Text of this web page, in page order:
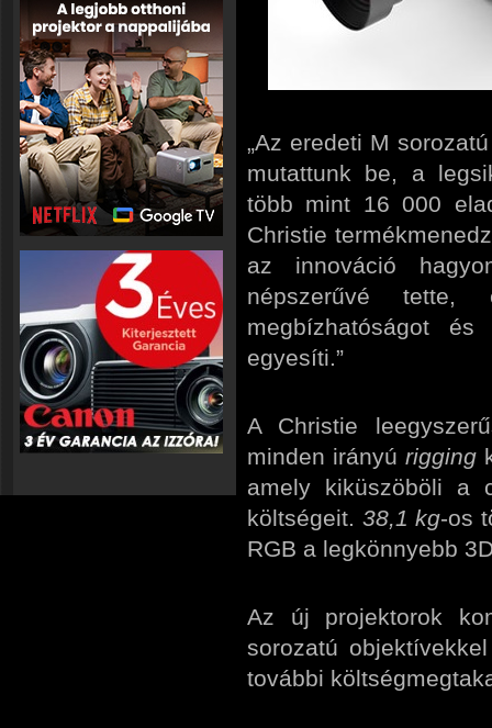
„Az eredeti M
mutattunk be, a
több mint 16 000
Christie
az innováció
népszerűvé
megbízhatóságot
egyesíti.”
A Christie
minden irányú rigging
amely kiküszöböli a
költségeit. 38,1 kg-os
RGB a legkönnyebb
Az új projektorok
sorozatú
további